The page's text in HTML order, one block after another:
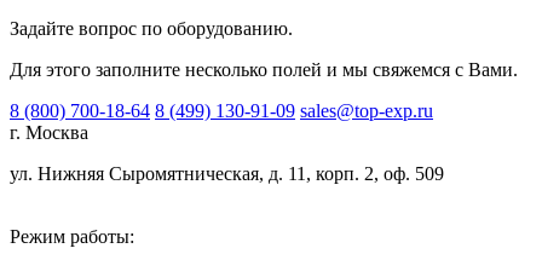
Задайте вопрос по оборудованию.
Для этого заполните несколько полей и мы свяжемся с Вами.
8 (800) 700-18-64 8 (499) 130-91-09 sales@top-exp.ru
г. Москва
ул. Нижняя Сыромятническая, д. 11, корп. 2, оф. 509
Режим работы: